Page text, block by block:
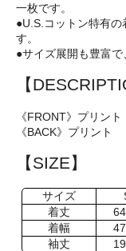
一枚です。
●U.S.コットン特有
す。
●サイズ展開も豊富で
【
《FRONT》プリント
《BACK》プリント
【SIZE】
サイズ
着丈
着幅
袖丈